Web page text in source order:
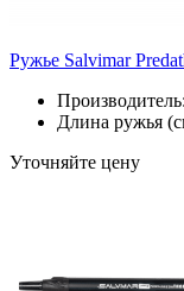
Ружье Salvimar
Длина ружья
Уточняйте цену